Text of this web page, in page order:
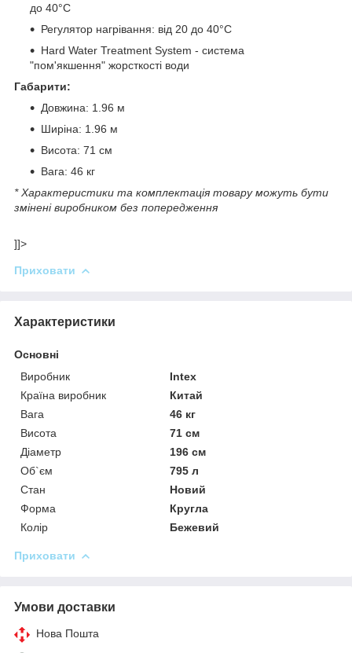
до 40°С
Регулятор нагрівання: від 20 до 40°С
Hard Water Treatment System - система
"пом'якшення" жорсткості води
Габарити:
Довжина: 1.96 м
Ширіна: 1.96 м
Висота: 71 см
Вага: 46 кг
* Характеристики та комплектація товару можуть бути
змінені виробником без попередження
]]>
Приховати
Характеристики
Основні
Виробник
Intex
Країна виробник
Китай
Вага
46 кг
Висота
71 см
Діаметр
196 см
Об`єм
795 л
Стан
Новий
Форма
Кругла
Колір
Бежевий
Приховати
Умови доставки
Нова Пошта